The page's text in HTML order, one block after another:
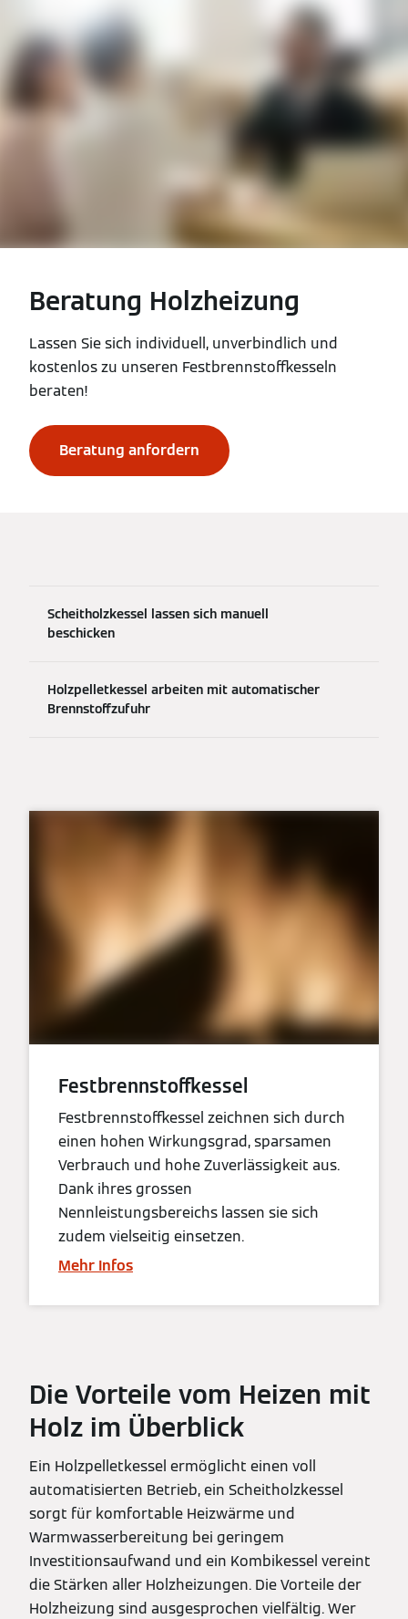
Beratung Holzheizung
Lassen Sie sich individuell, unverbindlich und
kostenlos zu unseren Festbrennstoffkesseln
beraten!
Beratung anfordern
Scheitholzkessel lassen sich manuell
beschicken
Holzpelletkessel arbeiten mit automatischer
Brennstoffzufuhr
Festbrennstoffkessel
Festbrennstoffkessel zeichnen sich durch
einen hohen Wirkungsgrad, sparsamen
Verbrauch und hohe Zuverlässigkeit aus.
Dank ihres grossen
Nennleistungsbereichs lassen sie sich
zudem vielseitig einsetzen.
Mehr Infos
Die Vorteile vom Heizen mit
Holz im Überblick
Ein Holzpelletkessel ermöglicht einen voll
automatisierten Betrieb, ein Scheitholzkessel
sorgt für komfortable Heizwärme und
Warmwasserbereitung bei geringem
Investitionsaufwand und ein Kombikessel vereint
die Stärken aller Holzheizungen. Die Vorteile der
Holzheizung sind ausgesprochen vielfältig. Wer